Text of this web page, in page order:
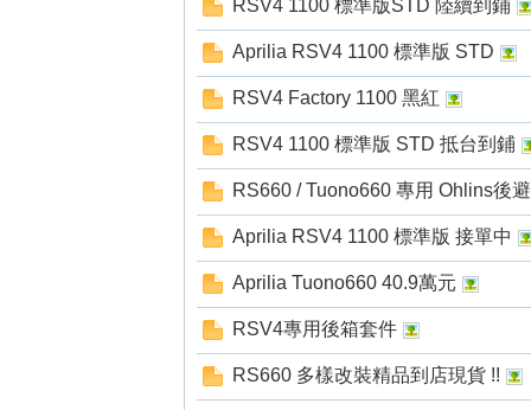
RSV4 1100 標準版STD 陸續到鋪
Aprilia RSV4 1100 標準版 STD
RSV4 Factory 1100 黑紅
RSV4 1100 標準版 STD 抵台到鋪
RS660 / Tuono660 專用 Ohlins後
Aprilia RSV4 1100 標準版 接單中
Aprilia Tuono660 40.9萬元
RSV4專用後箱套件
RS660 多樣改裝精品到店現貨 !!